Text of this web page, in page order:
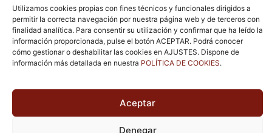
Utilizamos cookies propias con fines técnicos y funcionales dirigidos a
permitir la correcta navegación por nuestra página web y de terceros con
finalidad analítica. Para consentir su utilización y confirmar que ha leído la
información proporcionada, pulse el botón ACEPTAR. Podrá conocer
cómo gestionar o deshabilitar las cookies en AJUSTES. Dispone de
información más detallada en nuestra POLÍTICA DE COOKIES.
Aceptar
Denegar
Reg.
2025/04393
centro de
de
en
Ana
Privacidad
Política
De
Cookies
Infanto-
Juvenil
Psicología
Para
Adultos
Terapia
Lucía
López-
Areal
Estefanía
Cantero
Gloria
Sergio
Email: centro@aliapsicologia.com
Teléfono: 687044598
Horario: Lunes – Viernes: 9:00 – 20:30 Sábado –
Domingo: Cerrado